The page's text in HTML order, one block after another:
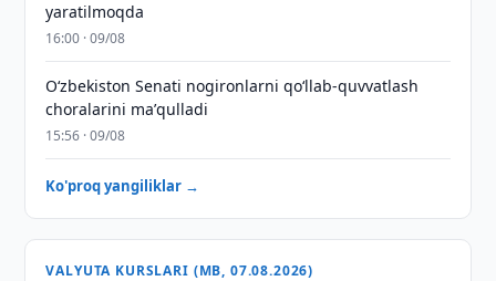
yaratilmoqda
16:00 · 09/08
Oʻzbekiston Senati nogironlarni qoʻllab-quvvatlash
choralarini maʼqulladi
15:56 · 09/08
Ko'proq yangiliklar →
VALYUTA KURSLARI (MB, 07.08.2026)